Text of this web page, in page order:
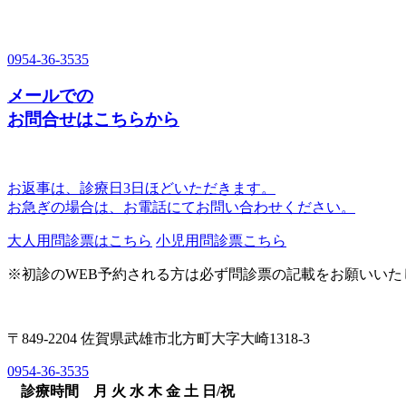
0954-36-3535
メールでの
お問合せはこちらから
お返事は、診療日3日ほどいただきます。
お急ぎの場合は、お電話にてお問い合わせください。
大人用問診票はこちら 小児用問診票こちら
※初診のWEB予約される方は必ず問診票の記載をお願いいた
〒849-2204 佐賀県武雄市北方町大字大崎1318-3
0954-36-3535
診療時間
月 火 水 木 金 土 日/祝